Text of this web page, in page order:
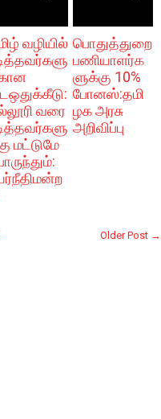
வழியில்
வரை
மட்டுமே
பொதுத்துறை
பணியாளர்க
ளுக்கு 10%
போனஸ்:தமி
ழக அரசு
அறிவிப்பு
Older Post →